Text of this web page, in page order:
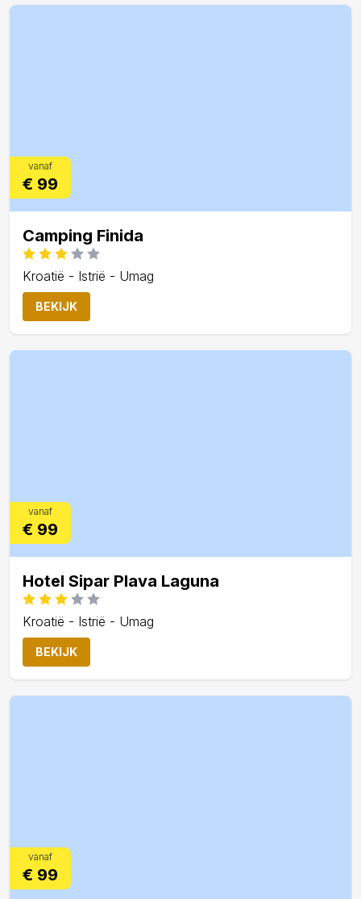
vanaf
€ 99
Camping Finida
Kroatië - Istrië - Umag
BEKIJK
vanaf
€ 99
Hotel Sipar Plava Laguna
Kroatië - Istrië - Umag
BEKIJK
vanaf
€ 99